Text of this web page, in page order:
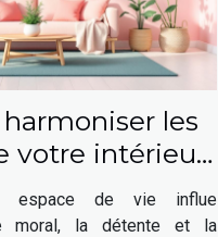
les
votre intérieur
votre bien-
?
espace de vie influe
moral, la détente et la